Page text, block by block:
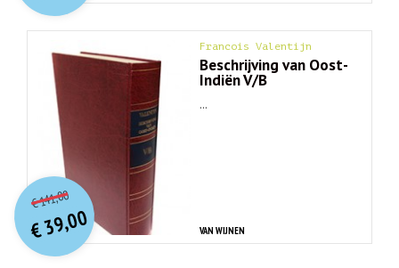
Francois Valentijn
Beschrijving van Oost-
Indiën V/B
...
VAN WIJNEN
€141,00O
orspr
onkelijke
prijs
was:
€ 141,00.
€39,00
Huidige
prijs
is:€ 39,00.